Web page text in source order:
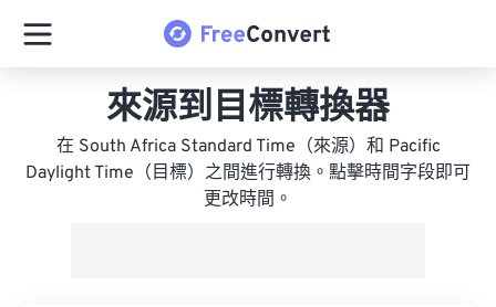
來源到目標轉換器
在 South Africa Standard Time（來源）和 Pacific
Daylight Time（目標）之間進行轉換。點擊時間字段即可
更改時間。